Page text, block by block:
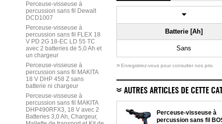
Perceuse-visseuse à
percussion sans fil Dewalt
DCD1007
Perceuse-visseuse à
percussion sans fil FLEX 18
V PD 2G 18-EC LD 55 TC
avec 2 batteries de 5,0 Ah et
un chargeur
Perceuse-visseuse à
percussion sans fil MAKITA
18 V DHP 458 Z sans
batterie ni chargeur
Perceuse-visseuse à
percussion sans fil MAKITA
DHP490RFX3, 18 V avec 2
Batteries 3,0 Ah, Chargeur,
Batterie [Ah]
Sans
» Enregistrez-vous pour consulter nos prix.
AUTRES ARTICLES DE CETTE
Perceuse-visseuse à
percussion sans fil